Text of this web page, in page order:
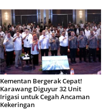
Kementan Bergerak Cepat!
Karawang Diguyur 32 Unit
Irigasi untuk Cegah Ancaman
Kekeringan